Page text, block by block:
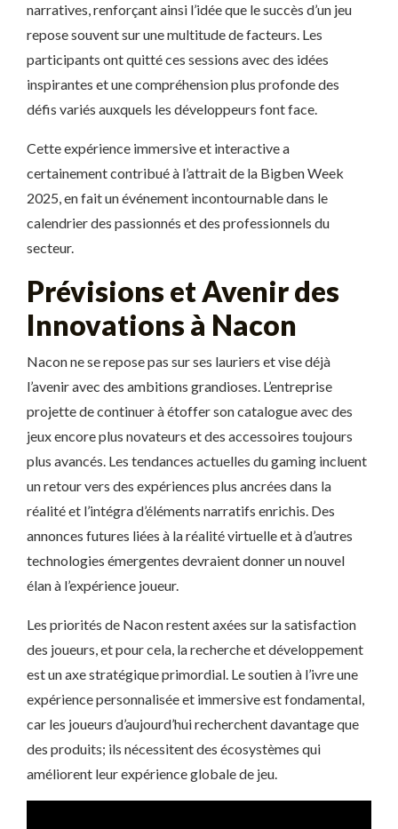
narratives, renforçant ainsi l’idée que le succès d’un jeu
repose souvent sur une multitude de facteurs. Les
participants ont quitté ces sessions avec des idées
inspirantes et une compréhension plus profonde des
défis variés auxquels les développeurs font face.
Cette expérience immersive et interactive a
certainement contribué à l’attrait de la Bigben Week
2025, en fait un événement incontournable dans le
calendrier des passionnés et des professionnels du
secteur.
Prévisions et Avenir des
Innovations à Nacon
Nacon ne se repose pas sur ses lauriers et vise déjà
l’avenir avec des ambitions grandioses. L’entreprise
projette de continuer à étoffer son catalogue avec des
jeux encore plus novateurs et des accessoires toujours
plus avancés. Les tendances actuelles du gaming incluent
un retour vers des expériences plus ancrées dans la
réalité et l’intégra d’éléments narratifs enrichis. Des
annonces futures liées à la réalité virtuelle et à d’autres
technologies émergentes devraient donner un nouvel
élan à l’expérience joueur.
Les priorités de Nacon restent axées sur la satisfaction
des joueurs, et pour cela, la recherche et développement
est un axe stratégique primordial. Le soutien à l’ivre une
expérience personnalisée et immersive est fondamental,
car les joueurs d’aujourd’hui recherchent davantage que
des produits; ils nécessitent des écosystèmes qui
améliorent leur expérience globale de jeu.